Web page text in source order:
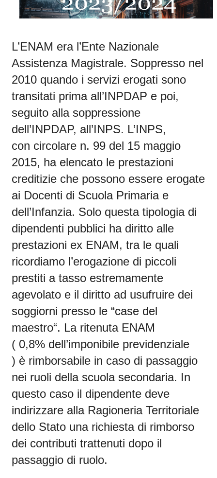
L’ENAM era l’Ente Nazionale
Assistenza Magistrale. Soppresso nel
2010 quando i servizi erogati sono
transitati prima all’INPDAP e poi,
seguito alla soppressione
dell’INPDAP, all’INPS. L’INPS,
con circolare n. 99 del 15 maggio
2015, ha elencato le prestazioni
creditizie che possono essere erogate
ai Docenti di Scuola Primaria e
dell’Infanzia. Solo questa tipologia di
dipendenti pubblici ha diritto alle
prestazioni ex ENAM, tra le quali
ricordiamo l’erogazione di piccoli
prestiti a tasso estremamente
agevolato e il diritto ad usufruire dei
soggiorni presso le “case del
maestro“. La ritenuta ENAM
( 0,8% dell’imponibile previdenziale
) è rimborsabile in caso di passaggio
nei ruoli della scuola secondaria. In
questo caso il dipendente deve
indirizzare alla Ragioneria Territoriale
dello Stato una richiesta di rimborso
dei contributi trattenuti dopo il
passaggio di ruolo.